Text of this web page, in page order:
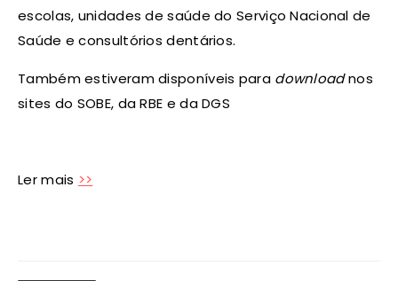
escolas, unidades de saúde do Serviço Nacional de
Saúde e consultórios dentários.
Também estiveram disponíveis para downloadnos
sites do SOBE, da RBE e da DGS
Ler mais >>